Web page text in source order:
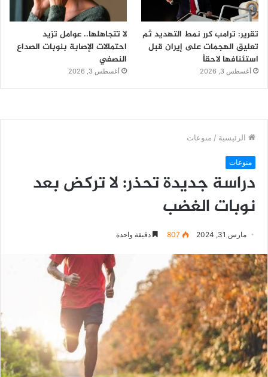
تقرير: ترامب كرر نمط التهديد ثم
تعليق الهجمات على إيران قبل
استئنافها لاحقاً
أغسطس 3, 2026
لا تتجاهلها.. عوامل تزيد
احتمالات الإصابة بنوبات الصداع
النصفي
أغسطس 3, 2026